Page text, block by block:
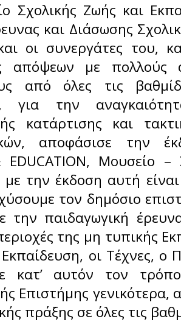
Σχολικής Ζωής και
και Διάσωσης
οι συνεργάτες του,
απόψεων με πολλούς
από όλες τις
για την
κατάρτισης και
αποφάσισε την
EDUCATION, Μουσείο –
με την έκδοση αυτή
τον δημόσιο
την παιδαγωγική
της μη τυπικής
οι Τέχνες, ο
κατ’ αυτόν τον
Επιστήμης γενικότερα,
πράξης σε όλες τις